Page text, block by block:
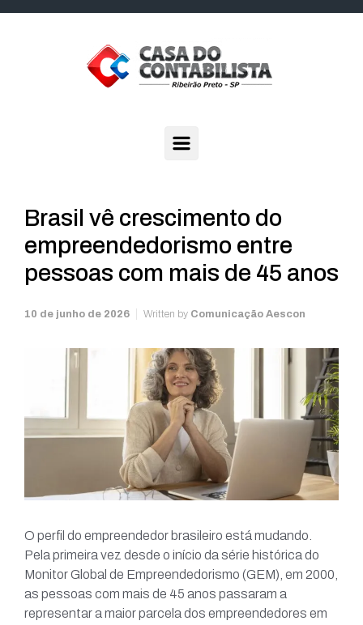
Brasil vê crescimento do
empreendedorismo entre
pessoas com mais de 45 anos
10 de junho de 2026 Written by Comunicação Aescon
O perfil do empreendedor brasileiro está mudando.
Pela primeira vez desde o início da série histórica do
Monitor Global de Empreendedorismo (GEM), em 2000,
as pessoas com mais de 45 anos passaram a
representar a maior parcela dos empreendedores em